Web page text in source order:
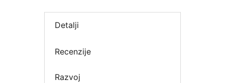
Detalji
Recenzije
Razvoj